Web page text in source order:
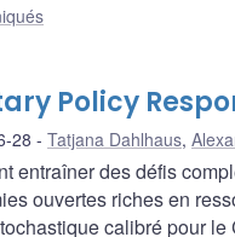
Policy
28 Tatjana Dahlhaus,
entraîner des défis
ouvertes riches en
calibré pour